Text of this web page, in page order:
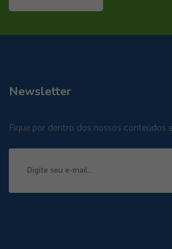
Newsletter
Fique por dentro dos nossos conteúdos